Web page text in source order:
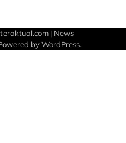
| News
byWordPress.